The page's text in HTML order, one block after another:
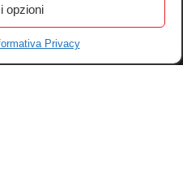
opzioni
Privacy